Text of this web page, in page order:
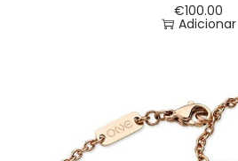
€100.00
Adicionar